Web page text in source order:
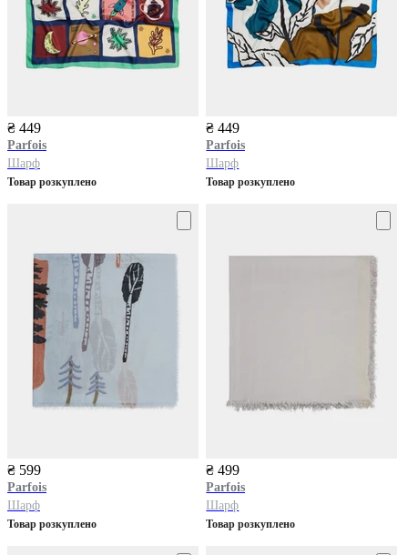
₴ 449
Parfois
Шарф
Товар розкуплено
₴ 449
Parfois
Шарф
Товар розкуплено
₴ 599
Parfois
Шарф
Товар розкуплено
₴ 499
Parfois
Шарф
Товар розкуплено